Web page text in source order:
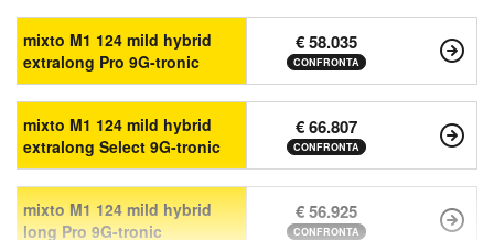
mixto M1 124 mild hybrid
extralong Pro 9G-tronic
€ 58.035
CONFRONTA
mixto M1 124 mild hybrid
extralong Select 9G-tronic
€ 66.807
CONFRONTA
mixto M1 124 mild hybrid
long Pro 9G-tronic
€ 56.925
CONFRONTA